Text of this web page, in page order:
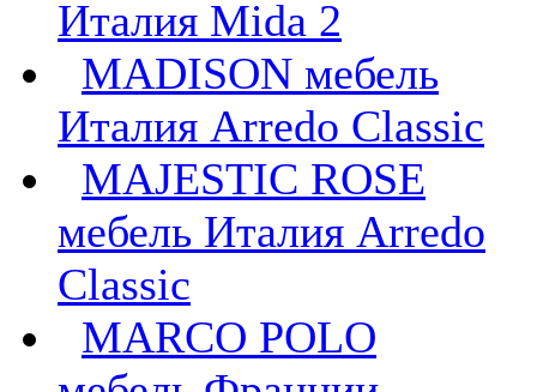
Италия Mida 2
MADISON мебель
Италия Arredo Classic
MAJESTIC ROSE
мебель Италия Arredo
Classic
MARCO POLO